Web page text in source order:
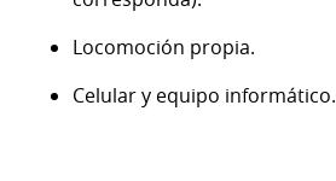
Locomoción propia.
Celular y equipo informático.